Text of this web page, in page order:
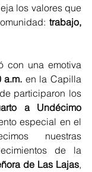
los valores que
trabajo,
a.m. en la Capilla
participaron los
a Undécimo
especial en el
nuestras
de la
de Las Lajas,